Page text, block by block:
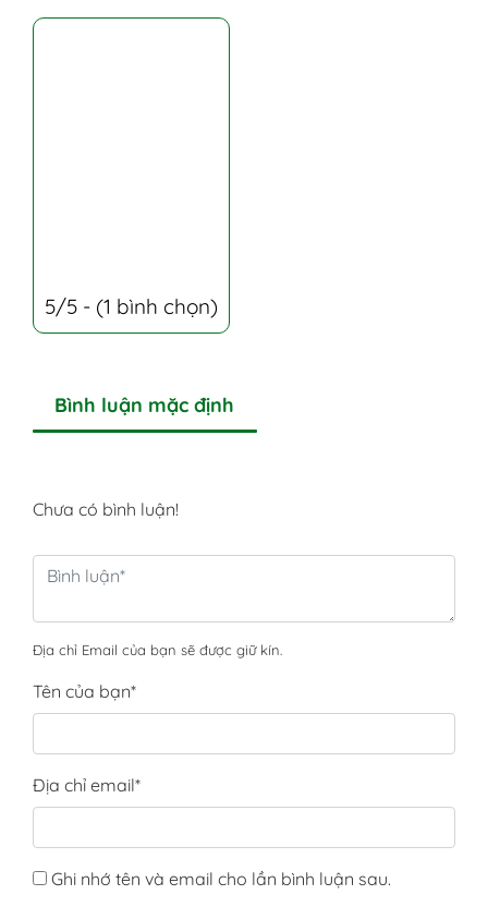
5/5 - (1 bình chọn)
Bình luận mặc định
Chưa có bình luận!
Địa chỉ Email của bạn sẽ được giữ kín.
Tên của bạn*
Địa chỉ email*
Ghi nhớ tên và email cho lần bình luận sau.